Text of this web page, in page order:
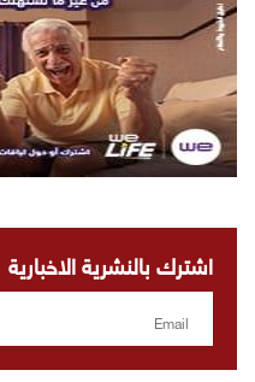
اشترك بالنشرية الاخبارية